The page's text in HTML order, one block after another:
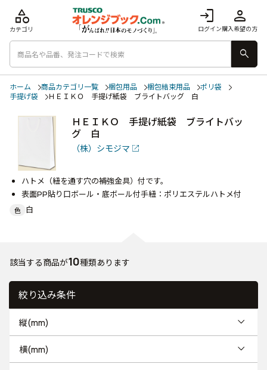
login
ログイン
person
購入希望の方
category
カテゴリ
search
ホーム 商品カテゴリ一覧 梱包用品 梱包結束用品
ポリ袋
手提げ袋
ＨＥＩＫＯ 手提げ紙袋 ブライトバッグ 白
ＨＥＩＫＯ 手提げ紙袋 ブライトバッ
グ 白
（株）シモジマ
ハトメ（紐を通す穴の補強金具）付です。
表面PP貼り口ボール・底ボール付手紐：ポリエステルハトメ付
色 白
該当する商品が10種類あります
絞り込み条件
縦(mm)
横(mm)